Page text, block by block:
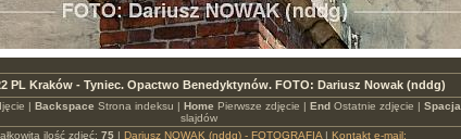
PL Kraków - Tyniec. Opactwo Benedyktynów. FOTO: Dariusz Nowak (nddg)
| Backspace Strona indeksu | Home Pierwsze zdjęcie | EndOstatnie zdjęcie | Spacja
slajdów
ilość zdjęć: 75| Dariusz NOWAK (nddg) - FOTOGRAFIA| Kontakt e-mail: